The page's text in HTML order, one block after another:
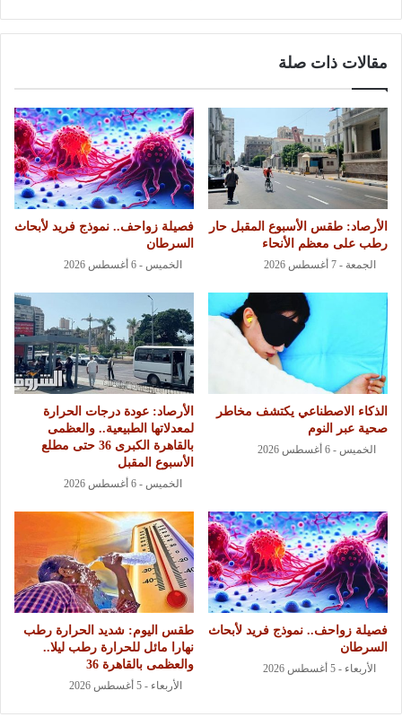
مقالات ذات صلة
الأرصاد: طقس الأسبوع المقبل حار
رطب على معظم الأنحاء
الجمعة - 7 أغسطس 2026
فصيلة زواحف.. نموذج فريد لأبحاث
السرطان
الخميس - 6 أغسطس 2026
الذكاء الاصطناعي يكتشف مخاطر
صحية عبر النوم
الخميس - 6 أغسطس 2026
الأرصاد: عودة درجات الحرارة
لمعدلاتها الطبيعية.. والعظمى
بالقاهرة الكبرى 36 حتى مطلع
الأسبوع المقبل
الخميس - 6 أغسطس 2026
فصيلة زواحف.. نموذج فريد لأبحاث
السرطان
الأربعاء - 5 أغسطس 2026
طقس اليوم: شديد الحرارة رطب
نهارا مائل للحرارة رطب ليلا..
والعظمى بالقاهرة 36
الأربعاء - 5 أغسطس 2026